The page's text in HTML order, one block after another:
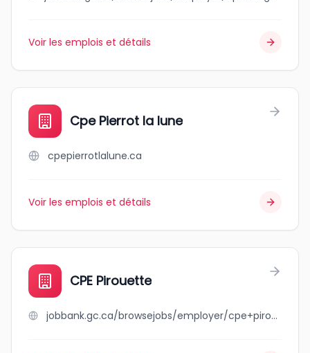
Voir les emplois et détails
Cpe Pierrot la lune
cpepierrotlalune.ca
Voir les emplois et détails
CPE Pirouette
jobbank.gc.ca/browsejobs/employer/cpe+pirouette/ca